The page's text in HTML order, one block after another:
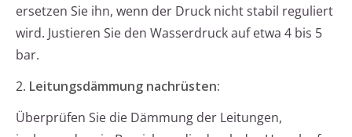
ersetzen Sie ihn, wenn der Druck nicht stabil reguliert
wird. Justieren Sie den Wasserdruck auf etwa 4 bis 5
bar.
2. Leitungsdämmung nachrüsten:
Überprüfen Sie die Dämmung der Leitungen,